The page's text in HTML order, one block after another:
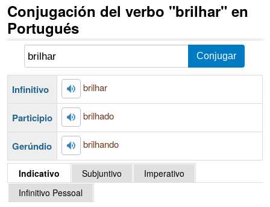
Conjugación del verbo "brilhar" en
Portugués
Infinitivo brilhar
Participio brilhado
Gerúndio brilhando
Indicativo Subjuntivo
Imperativo
Infinitivo Pessoal